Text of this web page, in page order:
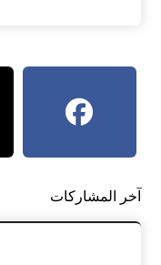
آخر المشاركات